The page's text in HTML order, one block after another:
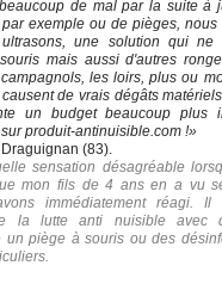
de mal par la suite à
exemple ou de pièges,
une solution qui ne
mais aussi d'autres
les loirs, plus ou
de vrais dégâts
un budget beaucoup plus
produit-antinuisible.com !»
(83).
sensation désagréable
mon fils de 4 ans en a vu
immédiatement réagi. Il
la lutte anti nuisible avec
un piège à souris ou des